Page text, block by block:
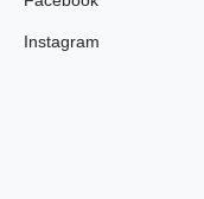
Instagram